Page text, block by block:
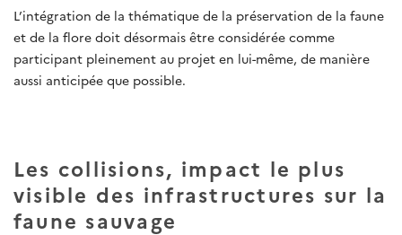
L’intégration de la thématique de la préservation de la faune
et de la flore doit désormais être considérée comme
participant pleinement au projet en lui-même, de manière
aussi anticipée que possible.
Les collisions, impact le plus
visible des infrastructures sur la
faune sauvage